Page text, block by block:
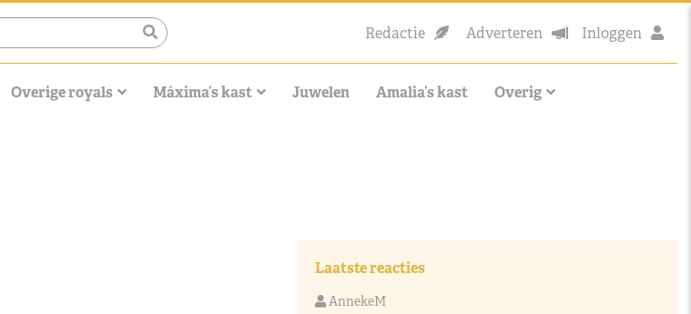
Redactie Adverteren Inloggen
Overige royals Máxima’s kast Juwelen Amalia’s kast Overig
Laatste reacties
AnnekeM